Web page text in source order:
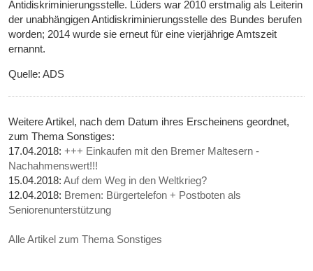
Antidiskriminierungsstelle. Lüders war 2010 erstmalig als Leiterin
der unabhängigen Antidiskriminierungsstelle des Bundes berufen
worden; 2014 wurde sie erneut für eine vierjährige Amtszeit
ernannt.
Quelle: ADS
Weitere Artikel, nach dem Datum ihres Erscheinens geordnet,
zum Thema Sonstiges:
17.04.2018:+++ Einkaufen mit den Bremer Maltesern -
Nachahmenswert!!!
15.04.2018:Auf dem Weg in den Weltkrieg?
12.04.2018: Bremen: Bürgertelefon + Postboten als
Seniorenunterstützung
Alle Artikel zum Thema Sonstiges